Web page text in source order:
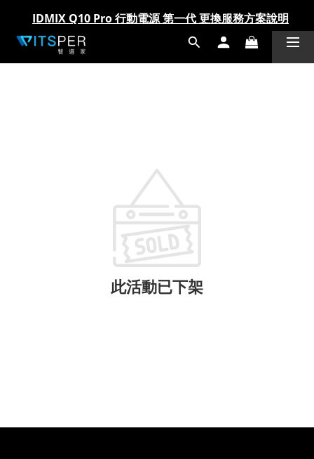
IDMIX Q10 Pro 行動電源 第一代 更換服務方案說明
爸氣科技禮物節!精選科技好物5折起 >> 馬上選購
IDMIX Q10 Pro 行動電源 第一代 更換服務方案說明
爸氣科技禮物節!精選科技好物5折起 >> 馬上選購
此活動已下架